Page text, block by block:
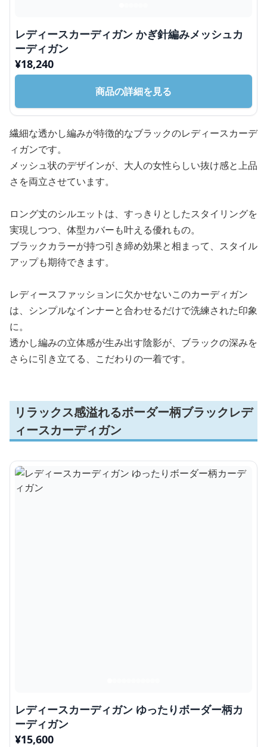
レディースカーディガン かぎ針編みメッシュカ
ーディガン
¥18,240
商品の詳細を見る
繊細な透かし編みが特徴的なブラックのレディースカーデ
ィガンです。
メッシュ状のデザインが、大人の女性らしい抜け感と上品
さを両立させています。
ロング丈のシルエットは、すっきりとしたスタイリングを
実現しつつ、体型カバーも叶える優れもの。
ブラックカラーが持つ引き締め効果と相まって、スタイル
アップも期待できます。
レディースファッションに欠かせないこのカーディガン
は、シンプルなインナーと合わせるだけで洗練された印象
に。
透かし編みの立体感が生み出す陰影が、ブラックの深みを
さらに引き立てる、こだわりの一着です。
リラックス感溢れるボーダー柄ブラックレデ
ィースカーディガン
レディースカーディガン ゆったりボーダー柄カ
ーディガン
¥15,600